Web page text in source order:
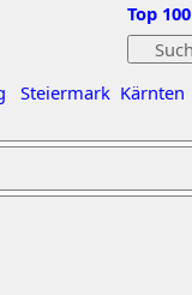
Steiermark Kärnten
Top 100